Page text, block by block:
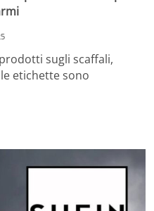
sugli scaffali,
etichette sono